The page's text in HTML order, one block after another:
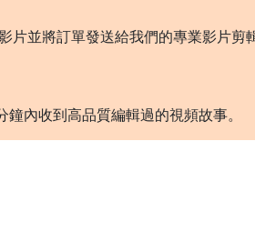
片並將訂單發送給我們的專業影片剪
鐘內收到高品質編輯過的視頻故事。